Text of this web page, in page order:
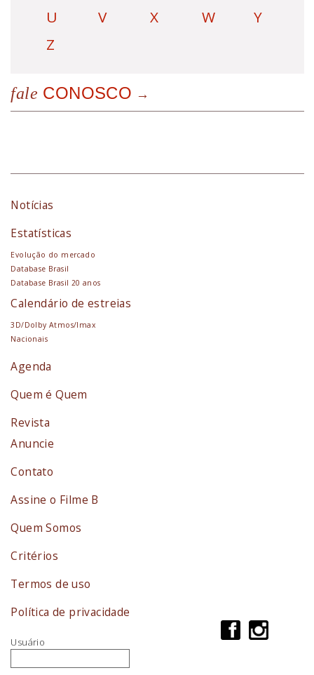
U
V X W
Y
Z
fale CONOSCO
Notícias
Estatísticas
Evolução do mercado
Database Brasil
Database Brasil 20 anos
Calendário de estreias
3D/Dolby Atmos/Imax
Nacionais
Agenda
Quem é Quem
Revista
Anuncie
Contato
Assine o Filme B
Quem Somos
Critérios
Termos de uso
Política de privacidade
Usuário